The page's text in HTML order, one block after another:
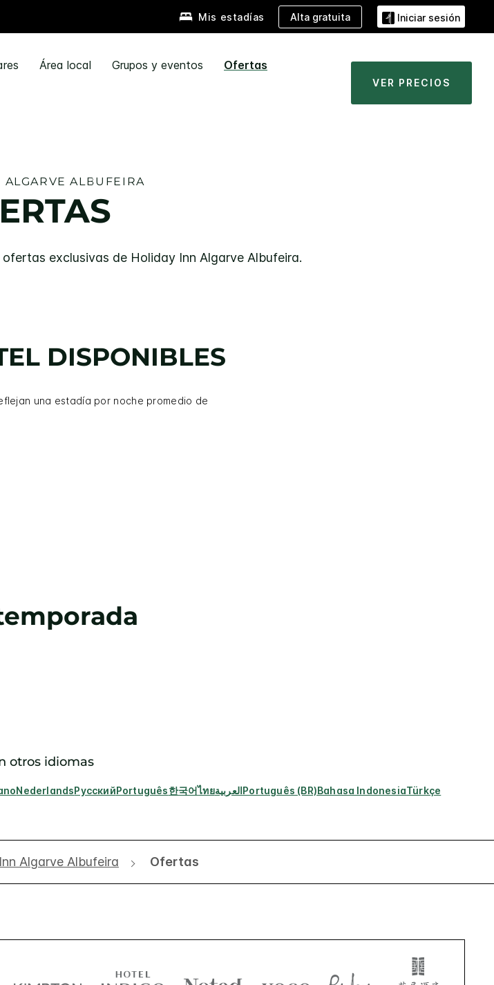
Mis estadías Alta gratuita Iniciar sesión
Área local Grupos y eventos Ofertas
VER PRECIOS
ALGARVE ALBUFEIRA
ofertas exclusivas de Holiday Inn Algarve Albufeira.
DISPONIBLES
una estadía por noche promedio de
otros idiomas
NederlandsРусскийPortuguês한국어ไทยالعربيةPortuguês (BR)Bahasa IndonesiaTürkçe
Algarve Albufeira Ofertas